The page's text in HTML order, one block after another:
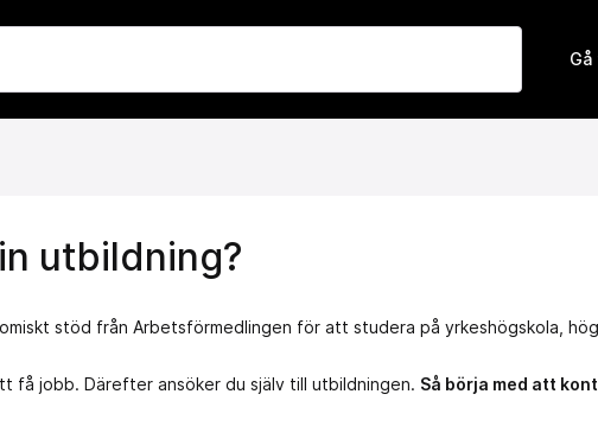
utbildning?
stöd från Arbetsförmedlingen för att studera på yrkeshögskola,
få jobb. Därefter ansöker du själv till utbildningen. Så börja med att